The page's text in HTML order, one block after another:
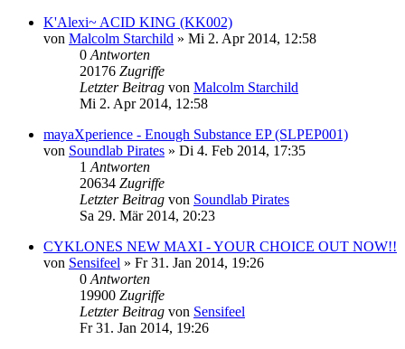
K'Alexi~ ACID KING (KK002)
von Malcolm Starchild » Mi 2. Apr 2014, 12:58
0 Antworten
20176 Zugriffe
Letzter Beitrag von Malcolm Starchild
Mi 2. Apr 2014, 12:58
mayaXperience - Enough Substance EP (SLPEP001)
von Soundlab Pirates » Di 4. Feb 2014, 17:35
1 Antworten
20634 Zugriffe
Letzter Beitrag von Soundlab Pirates
Sa 29. Mär 2014, 20:23
CYKLONES NEW MAXI - YOUR CHOICE OUT NOW!!
von Sensifeel » Fr 31. Jan 2014, 19:26
0 Antworten
19900 Zugriffe
Letzter Beitrag von Sensifeel
Fr 31. Jan 2014, 19:26